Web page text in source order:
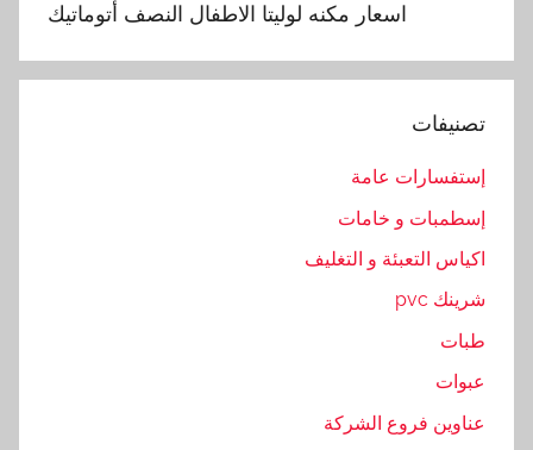
,
ا
ل
ط
ح
ة
,
اسعار مكنه لوليتا الاطفال النصف أتوماتيك
تصنيفات
إستفسارات عامة
إسطمبات و خامات
اكياس التعبئة و التغليف
شرينك pvc
طبات
عبوات
عناوين فروع الشركة